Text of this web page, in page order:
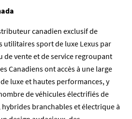
canadien exclusif de
utilitaires sport de luxe Lexus par
de vente et de service regroupant
Canadiens ont accès à une large
luxe et hautes performances, y
de véhicules électrifiés de
branchables et électrique à